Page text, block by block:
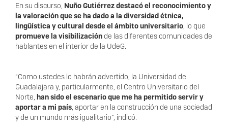
En su discurso, Nuño Gutiérrez destacó el reconocimiento y
la valoración que se ha dado a la diversidad étnica,
lingüística y cultural desde el ámbito universitario , lo que
promueve la visibilización de las diferentes comunidades de
hablantes en el interior de la UdeG.
“Como ustedes lo habrán advertido, la Universidad de
Guadalajara y, particularmente, el Centro Universitario del
Norte, han sido el escenario que me ha permitido servir y
aportar a mi país , aportar en la construcción de una sociedad
y de un mundo más igualitario”, indicó.